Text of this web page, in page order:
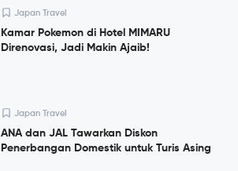
Japan Travel
Kamar Pokemon di Hotel MIMARU
Direnovasi, Jadi Makin Ajaib!
Japan Travel
ANA dan JAL Tawarkan Diskon
Penerbangan Domestik untuk Turis Asing